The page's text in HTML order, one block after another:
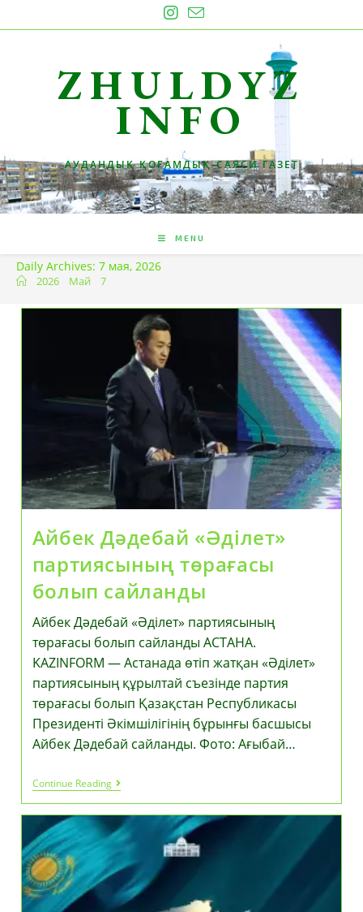
to
ZHULDYZ
INFO
АУДАНДЫҚ ҚОҒАМДЫҚ-САЯСИ ГАЗЕТ
MENU
Daily Archives: 7 мая, 2026
2026 Май 7
Айбек Дәдебай «Әділет»
партиясының төрағасы
болып сайланды
Айбек Дәдебай «Әділет» партиясының
төрағасы болып сайланды АСТАНА.
KAZINFORM — Астанада өтіп жатқан «Әділет»
партиясының құрылтай съезінде партия
төрағасы болып Қазақстан Республикасы
Президенті Әкімшілігінің бұрынғы басшысы
Айбек Дәдебай сайланды. Фото: Ағыбай…
Continue ReadingАйбек
Дәдебай
«Әділет»
Партиясының
Төрағасы
Болып
Сайланды